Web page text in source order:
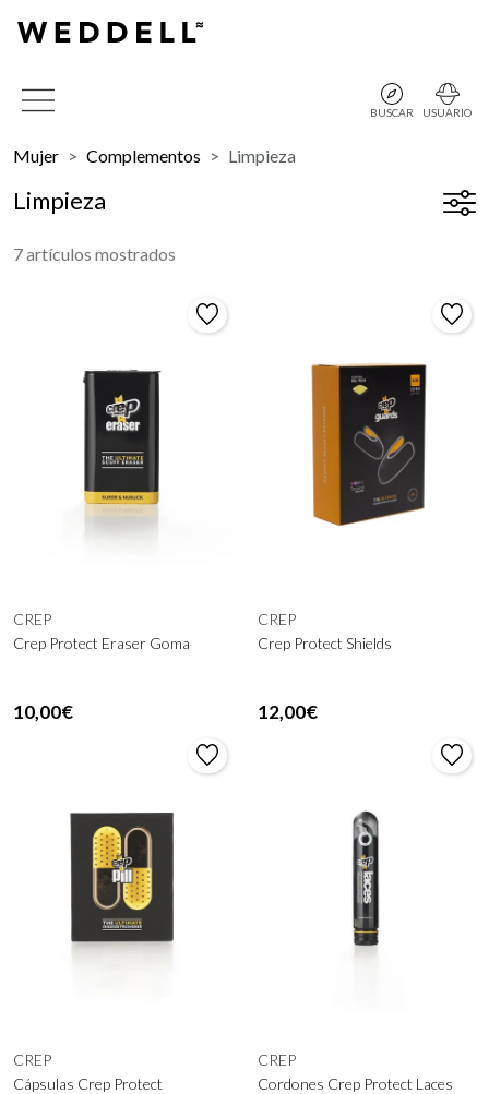
BUSCAR USUARIO
Mujer Complementos Limpieza
Limpieza
7 artículos mostrados
CREP
Crep Protect Eraser Goma
10,00€
CREP
Crep Protect Shields
12,00€
CREP
Cápsulas Crep Protect
CREP
Cordones Crep Protect Laces